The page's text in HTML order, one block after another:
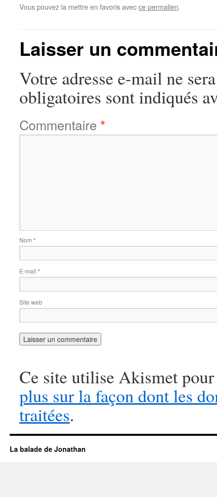
Vous pouvez la mettre en favoris avecce permalien.
Laisser un
Votre adresse e-mail ne
obligatoires sont indiqués
Commentaire *
Nom *
E-mail *
Site web
Ce site utilise Akismet
plus sur la façon dont les
traitées.
La balade de Jonathan